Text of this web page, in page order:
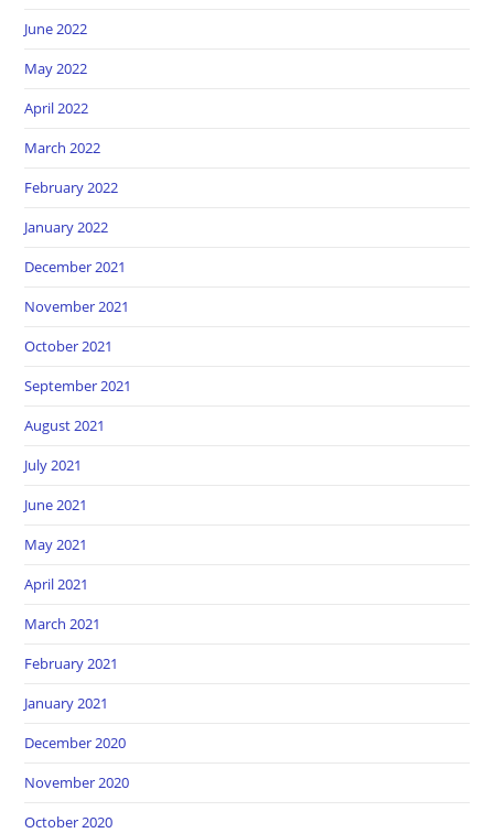
June 2022
May 2022
April 2022
March 2022
February 2022
January 2022
December 2021
November 2021
October 2021
September 2021
August 2021
July 2021
June 2021
May 2021
April 2021
March 2021
February 2021
January 2021
December 2020
November 2020
October 2020